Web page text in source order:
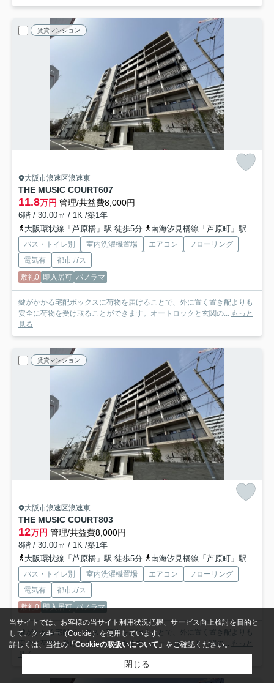
賃貸マンション
大阪市浪速区浪速東
THE MUSIC COURT607
11.8万円 管理/共益費8,000円
6階 / 30.00㎡ / 1K /築1年
大阪環状線「芦原橋」駅 徒歩5分
南海汐見橋線「芦原町」駅 徒歩8分
バス・トイレ別 室内洗濯機置場 エアコン
フローリング
電気有
都市ガス
敷礼0 即入居可 パノラマ
鍵がかかる宅配ボックスに荷物を届けることで、外に置く置き配よりも
安全に荷物を受け取ることができます。オートロックと玄関の...
もっと
見る
賃貸マンション
大阪市浪速区浪速東
THE MUSIC COURT803
12万円 管理/共益費8,000円
8階 / 30.00㎡ / 1K /築1年
大阪環状線「芦原橋」駅 徒歩5分
南海汐見橋線「芦原町」駅 徒歩8分
バス・トイレ別 室内洗濯機置場 エアコン
フローリング
電気有
都市ガス
敷礼0 即入居可 パノラマ
鍵がかかる宅配ボックスに荷物を届けることで、外に置く置き配よりも
安全に荷物を受け取ることができます。オートロックと玄関の... もっと
見る
当サイトでは、お客様の当サイト利用状況把握、サービス向上検討を目的と
して、クッキー（Cookie）を使用しています。
詳しくは、当社の 「Cookieの取扱いについて」 をご確認ください。
閉じる